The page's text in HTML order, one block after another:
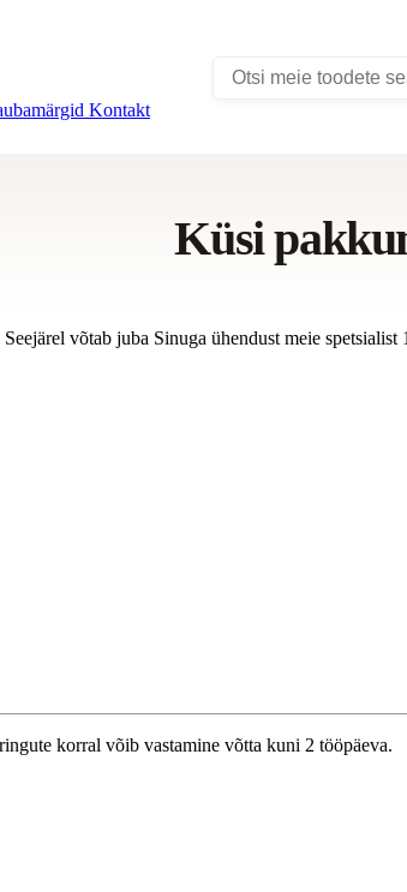
Kontakt
Küsi
võtab juba Sinuga ühendust meie spetsialist
korral võib vastamine võtta kuni 2 tööpäeva.